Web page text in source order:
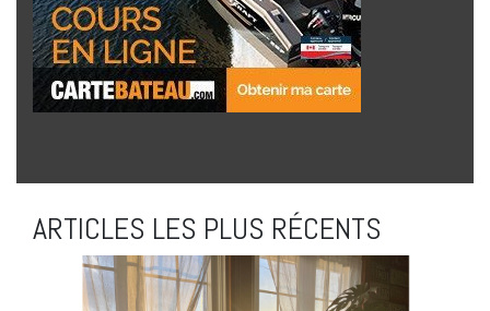
ARTICLES LES PLUS RÉCENTS